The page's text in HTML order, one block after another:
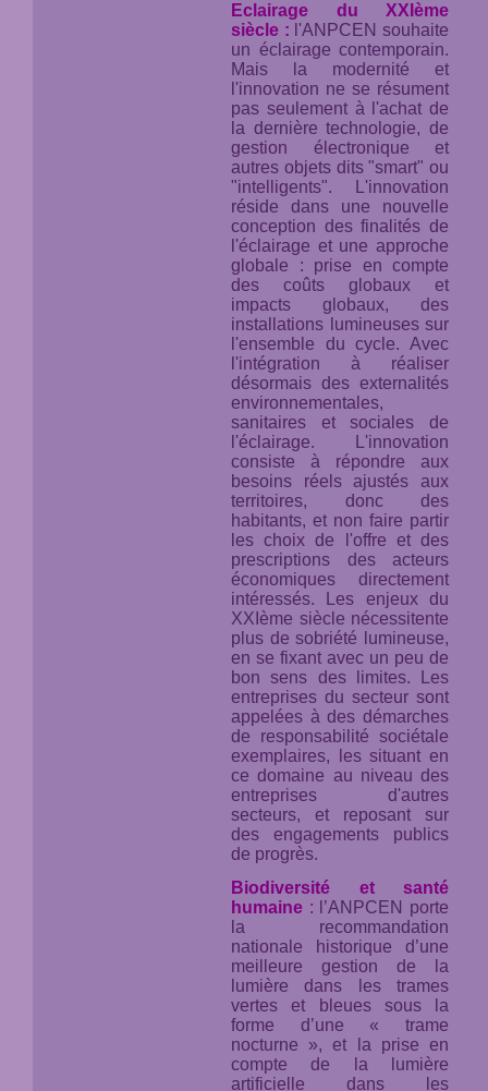
Eclairage du XXIème
siècle : l'ANPCEN souhaite
un éclairage contemporain.
Mais la modernité et
l'innovation ne se résument
pas seulement à l'achat de
la dernière technologie, de
gestion électronique et
autres objets dits "smart" ou
"intelligents". L'innovation
réside dans une nouvelle
conception des finalités de
l'éclairage et une approche
globale : prise en compte
des coûts globaux et
impacts globaux, des
installations lumineuses sur
l'ensemble du cycle. Avec
l'intégration à réaliser
désormais des externalités
environnementales,
sanitaires et sociales de
l'éclairage. L'innovation
consiste à répondre aux
besoins réels ajustés aux
territoires, donc des
habitants, et non faire partir
les choix de l'offre et des
prescriptions des acteurs
économiques directement
intéressés. Les enjeux du
XXIème siècle nécessitente
plus de sobriété lumineuse,
en se fixant avec un peu de
bon sens des limites. Les
entreprises du secteur sont
appelées à des démarches
de responsabilité sociétale
exemplaires, les situant en
ce domaine au niveau des
entreprises d'autres
secteurs, et reposant sur
des engagements publics
de progrès.
Biodiversité et santé
humaine : l’ANPCEN porte
la recommandation
nationale historique d’une
meilleure gestion de la
lumière dans les trames
vertes et bleues sous la
forme d’une « trame
nocturne », et la prise en
compte de la lumière
artificielle dans les